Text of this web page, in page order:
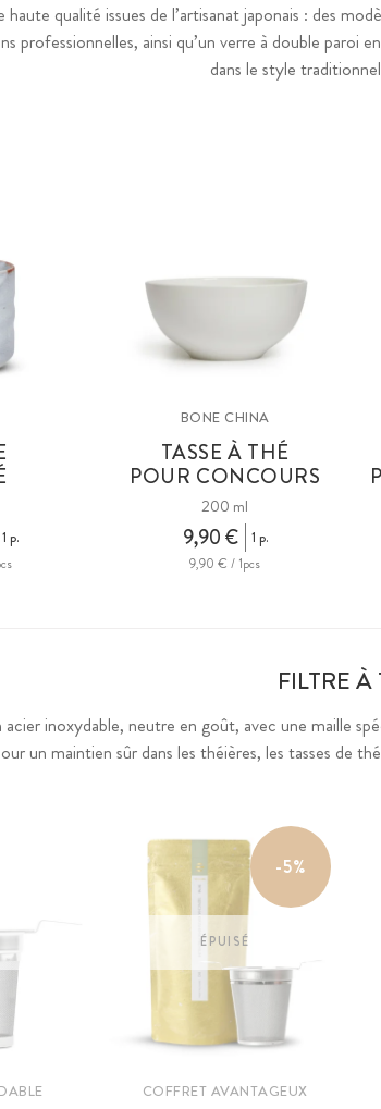
haute qualité issues de l’artisanat japonais : des
professionnelles, ainsi qu’un verre à double
dans le style
1 p.
BONE CHINA
TASSE À THÉ
POUR CONCOURS
200 ml
9,90 €
1 p.
9,90 € / 1pcs
FILTRE À
inoxydable, neutre en goût, avec une maille
un maintien sûr dans les théières, les tasses de
-5%
ÉPUISÉ
COFFRET AVANTAGEUX